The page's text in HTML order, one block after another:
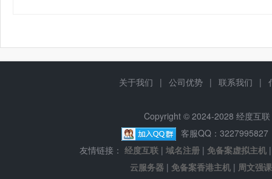
关于我们 | 公司优势 | 联系我们 |
Copyright © 2024-2028 经度互
客服QQ：
友情链接： 经度互联 | 域名注册 | 免备案虚拟主机
云服务器 | 免备案香港主机 | 周文强